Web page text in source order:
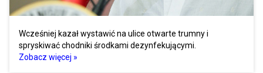
Wcześniej kazał wystawić na ulice otwarte trumny i
spryskiwać chodniki środkami dezynfekującymi.
Zobacz więcej »